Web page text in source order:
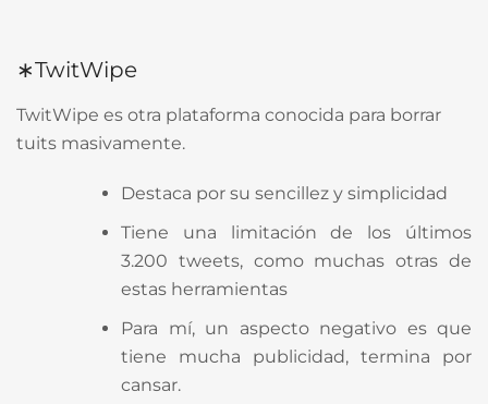
∗TwitWipe
TwitWipe es otra plataforma conocida para borrar
tuits masivamente.
Destaca por su sencillez y simplicidad
Tiene una limitación de los últimos
3.200 tweets, como muchas otras de
estas herramientas
Para mí, un aspecto negativo es que
tiene mucha publicidad, termina por
cansar.